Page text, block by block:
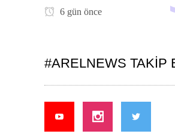
6 gün önce
#ARELNEWS TAKIP